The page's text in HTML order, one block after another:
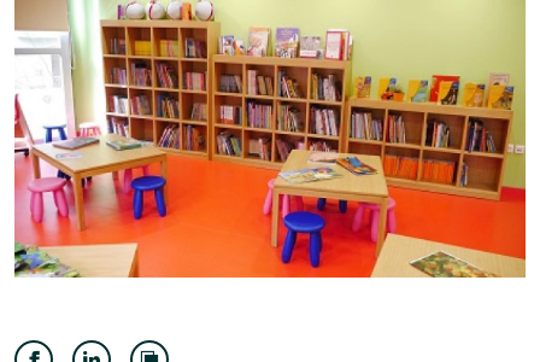
Μουσείο Ελιάς και Ελληνικού Λαδιού
Μουσείο Βιομηχανικής Ελαιουργίας